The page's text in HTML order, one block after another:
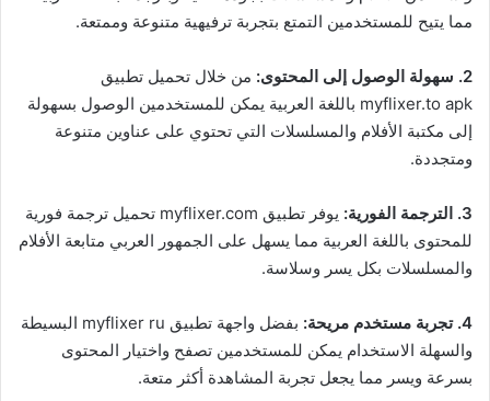
مما يتيح للمستخدمين التمتع بتجربة ترفيهية متنوعة وممتعة.
2. سهولة الوصول إلى المحتوى:
من خلال تحميل تطبيق
myflixer.to apk باللغة العربية يمكن للمستخدمين الوصول بسهولة
إلى مكتبة الأفلام والمسلسلات التي تحتوي على عناوين متنوعة
ومتجددة.
3. الترجمة الفورية:
يوفر تطبيق myflixer.com تحميل ترجمة فورية
للمحتوى باللغة العربية مما يسهل على الجمهور العربي متابعة الأفلام
والمسلسلات بكل يسر وسلاسة.
4. تجربة مستخدم مريحة:
بفضل واجهة تطبيق myflixer ru البسيطة
والسهلة الاستخدام يمكن للمستخدمين تصفح واختيار المحتوى
بسرعة ويسر مما يجعل تجربة المشاهدة أكثر متعة.